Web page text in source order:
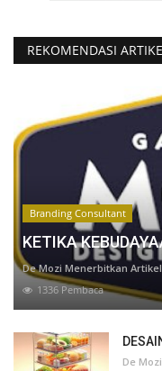
REKOMENDASI
Branding Consultant
KETIKA
De Mozi Menerbitkan Artikel
1336 Pembaca
De